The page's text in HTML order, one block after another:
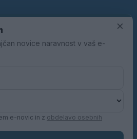
×
novice naravnost v vaš e-
e-novic in z obdelavo osebnih